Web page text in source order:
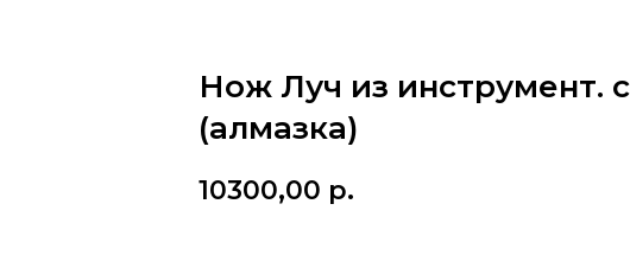
Нож Луч из инструмент.
(алмазка)
10300,00 р.